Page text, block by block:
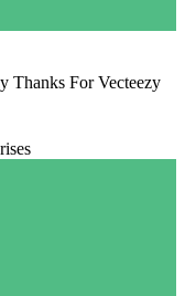
Thanks For Vecteezy